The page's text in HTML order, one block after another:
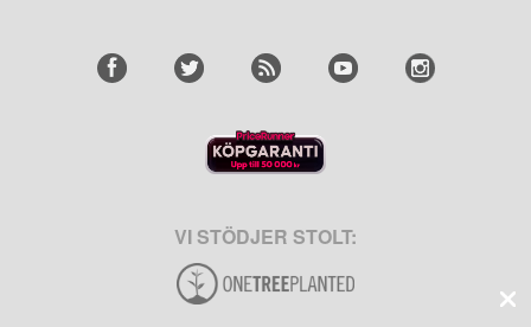
VI STÖDJER STOLT: